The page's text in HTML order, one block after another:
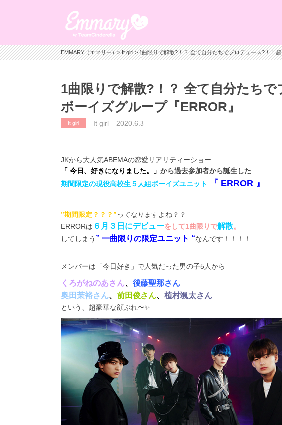
EMMARY（エマリー）>It girl> 1曲限りで解散?！？ 全て自分たちでプロデュース?！！
1曲限りで解散?！？ 全て自分たち
ボーイズグループ『ERROR』
It girl It girl 2020.6.3
JKから大人気ABEMAの恋愛リアリティーショー
「 今日、好きになりました。」 から過去参加者から誕生した
期間限定の現役高校生５人組ボーイズユニット
『 ERROR 』
”期間限定？？？”ってなりますよね？？
ERRORは ６月３日にデビューをして1曲限りで解散。
してしまう ” 一曲限りの限定ユニット “なんです！！！！
メンバーは「今日好き」で人気だった男の子5人から
くろがねのあさん、 後藤聖那さん
奥田茉裕さん、 前田俊さん、 植村颯太さん
という、超豪華な顔ぶれ〜✨